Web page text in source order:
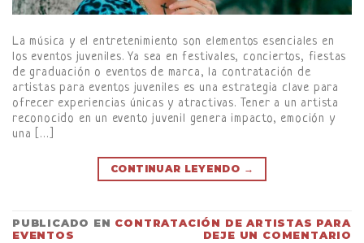
La música y el entretenimiento son elementos esenciales en
los eventos juveniles. Ya sea en festivales, conciertos, fiestas
de graduación o eventos de marca, la contratación de
artistas para eventos juveniles es una estrategia clave para
ofrecer experiencias únicas y atractivas. Tener a un artista
reconocido en un evento juvenil genera impacto, emoción y
una […]
CONTINUAR LEYENDO →
PUBLICADO EN CONTRATACIÓN DE ARTISTAS PARA
EVENTOS
DEJE UN COMENTARIO